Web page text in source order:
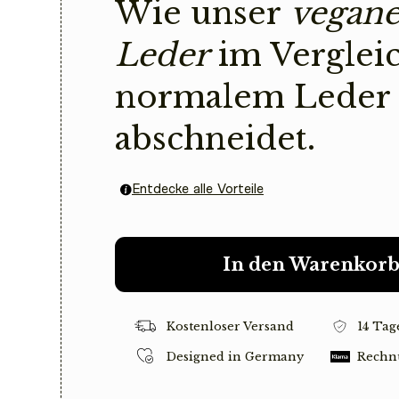
Wie unser
Lederim
normalem Leder
abschneidet.
Entdecke alle Vorteile
In den Warenkorb
Kostenloser Versand
14
Designed in Germany